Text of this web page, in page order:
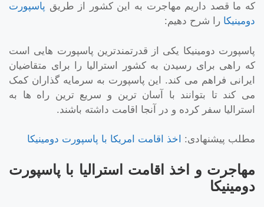
که ما قصد داریم مهاجرت به این کشور از طریق پاسپورت
دومینیکا را شرح دهیم:
پاسپورت دومینیکا یکی از قدرتمندترین پاسپورت هایی است
که راهی برای رسیدن به کشور استرالیا را برای متقاضیان
ایرانی فراهم می کند. این پاسپورت به سرمایه گذاران کمک
می کند تا بتوانند با آسان ترین و سریع ترین راه ها به
استرالیا سفر کرده و در آنجا اقامت داشته باشند.
مطلب پیشنهادی: اخذ اقامت امریکا با پاسپورت دومینیکا
مهاجرت و اخذ اقامت استرالیا با پاسپورت
دومینیکا